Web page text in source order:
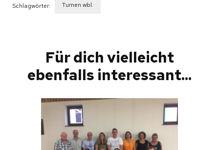
Schlagwörter: Turnen wbl.
Für dich vielleicht
ebenfalls interessant...